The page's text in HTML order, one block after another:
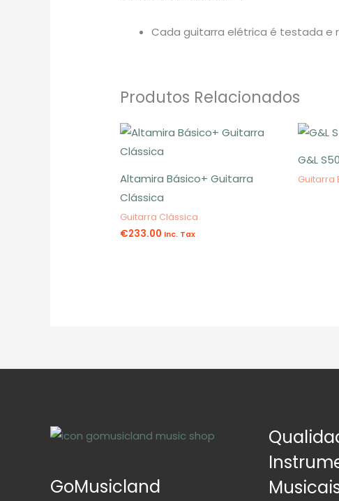
Cada guitarra elétrica é testada e
Produtos Relacionados
Altamira Básico+ Guitarra
Clássica
Guitarra Clássica
€233.00 Inc. Tax
G&L
Guitarra
GoMusicland